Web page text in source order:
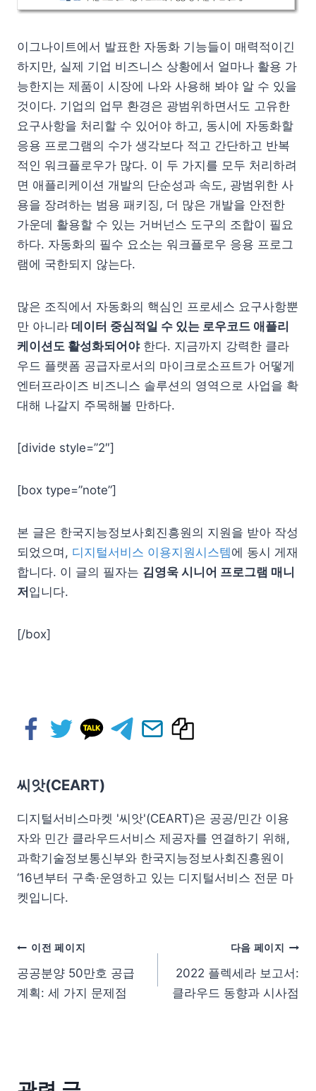
이그나이트에서 발표한 자동화 기능들이 매력적이긴
하지만, 실제 기업 비즈니스 상황에서 얼마나 활용 가
능한지는 제품이 시장에 나와 사용해 봐야 알 수 있을
것이다. 기업의 업무 환경은 광범위하면서도 고유한
요구사항을 처리할 수 있어야 하고, 동시에 자동화할
응용 프로그램의 수가 생각보다 적고 간단하고 반복
적인 워크플로우가 많다. 이 두 가지를 모두 처리하려
면 애플리케이션 개발의 단순성과 속도, 광범위한 사
용을 장려하는 범용 패키징, 더 많은 개발을 안전한
가운데 활용할 수 있는 거버넌스 도구의 조합이 필요
하다. 자동화의 필수 요소는 워크플로우 응용 프로그
램에 국한되지 않는다.
많은 조직에서 자동화의 핵심인 프로세스 요구사항뿐
만 아니라 데이터 중심적일 수 있는 로우코드 애플리
케이션도 활성화되어야한다. 지금까지 강력한 클라
우드 플랫폼 공급자로서의 마이크로소프트가 어떻게
엔터프라이즈 비즈니스 솔루션의 영역으로 사업을 확
대해 나갈지 주목해볼 만하다.
[divide style=”2″]
[box type=”note”]
본 글은 한국지능정보사회진흥원의 지원을 받아 작성
되었으며, 디지털서비스 이용지원시스템에 동시 게재
합니다. 이 글의 필자는 김영욱 시니어 프로그램 매니
저 입니다.
[/box]
씨앗(CEART)
디지털서비스마켓 '씨앗'(CEART)은 공공/민간 이용
자와 민간 클라우드서비스 제공자를 연결하기 위해,
과학기술정보통신부와 한국지능정보사회진흥원이
‘16년부터 구축·운영하고 있는 디지털서비스 전문 마
켓입니다.
이전 페이지
공공분양 50만호 공급
계획: 세 가지 문제점
다음 페이지
2022 플렉세라 보고서:
클라우드 동향과 시사점